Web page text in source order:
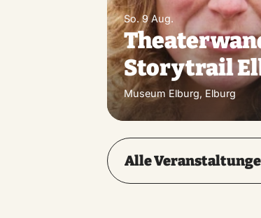
So. 9 Aug.
Storytrail
Museum Elburg, Elburg
Alle